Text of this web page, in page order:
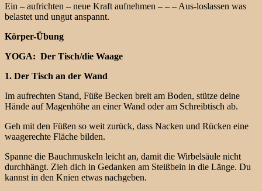
Ein – aufrichten – neue Kraft aufnehmen – – – Aus-loslassen was
belastet und ungut anspannt.
Körper-Übung
YOGA: Der Tisch/die Waage
1. Der Tisch an der Wand
Im aufrechten Stand, Füße Becken breit am Boden, stütze deine
Hände auf Magenhöhe an einer Wand oder am Schreibtisch ab.
Geh mit den Füßen so weit zurück, dass Nacken und Rücken eine
waagerechte Fläche bilden.
Spanne die Bauchmuskeln leicht an, damit die Wirbelsäule nicht
durchhängt. Zieh dich in Gedanken am Steißbein in die Länge. Du
kannst in den Knien etwas nachgeben.